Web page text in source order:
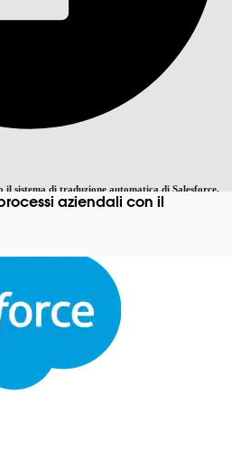
sistema di traduzione automatica di Salesforce.
all'inglese Non ora
aziendali con il